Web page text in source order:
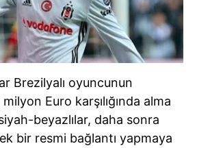
Brezilyalı oyuncunun
Euro karşılığında alma
beyazlılar, daha sonra
bir resmi bağlantı yapmaya